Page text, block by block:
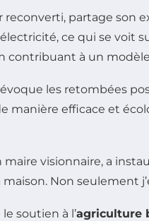
partage son
ce qui se voit
contribuant à un
les retombées
manière efficace et
maire visionnaire, a
Non seulement
soutien à l’agriculture